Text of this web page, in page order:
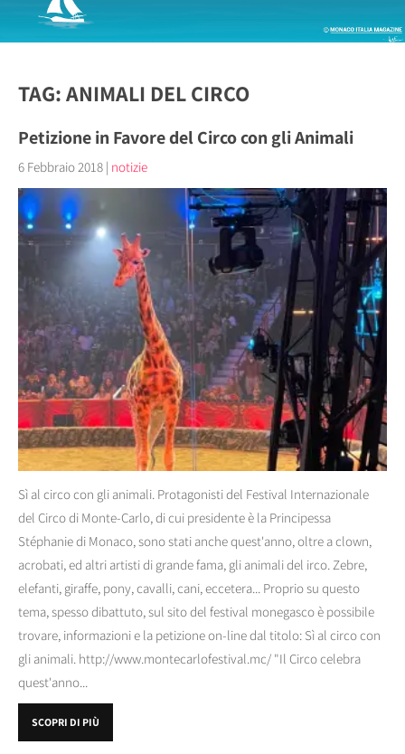
TAG: ANIMALI DEL CIRCO
Petizione in Favore del Circo con gli Animali
6 Febbraio 2018 | notizie
Sì al circo con gli animali. Protagonisti del Festival Internazionale
del Circo di Monte-Carlo, di cui presidente è la Principessa
Stéphanie di Monaco, sono stati anche quest'anno, oltre a clown,
acrobati, ed altri artisti di grande fama, gli animali del irco. Zebre,
elefanti, giraffe, pony, cavalli, cani, eccetera... Proprio su questo
tema, spesso dibattuto, sul sito del festival monegasco è possibile
trovare, informazioni e la petizione on-line dal titolo: Sì al circo con
gli animali. http://www.montecarlofestival.mc/ "Il Circo celebra
quest'anno...
SCOPRI DI PIÙ